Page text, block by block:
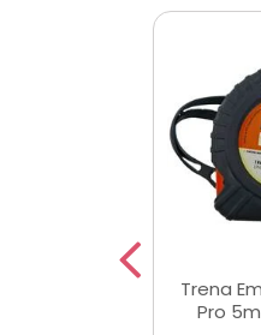
Trena
Pro